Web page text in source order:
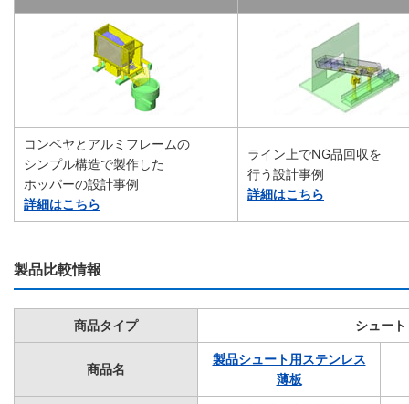
コンベヤとアルミフレームの
シンプル構造で製作した
ホッパーの設計事例
詳細はこちら
ライン上でNG品回収を
行う設計事例
詳細はこちら
製品比較情報
商品タイプ シュート
商品名
製品シュート用ステンレス
薄板